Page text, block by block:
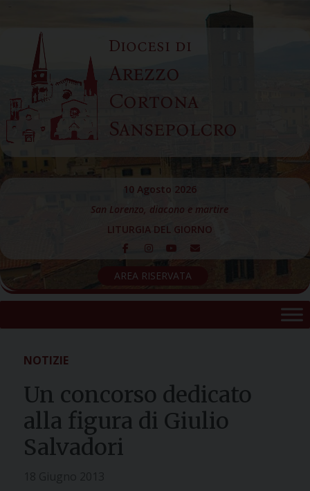
content
Diocesi di
Arezzo
Cortona
Sansepolcro
10 Agosto 2026
San Lorenzo, diacono e martire
LITURGIA DEL GIORNO
AREA RISERVATA
NOTIZIE
Un concorso dedicato
alla figura di Giulio
Salvadori